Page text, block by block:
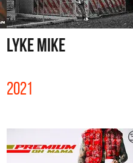
LYKE MIKE
2021